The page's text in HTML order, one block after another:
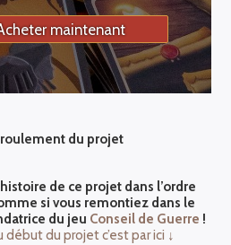
maintenant
du projet
de ce projet dans l’ordre
si vous remontiez dans le
du jeu Conseil de Guerre !
début du projet c’est par ici ↓